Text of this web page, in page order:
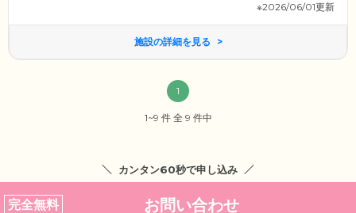
※2026/06/01更新
施設の詳細を見る
1
1~9 件 全 9 件中
カンタン60秒で申し込み
完全無料 お問い合わせ